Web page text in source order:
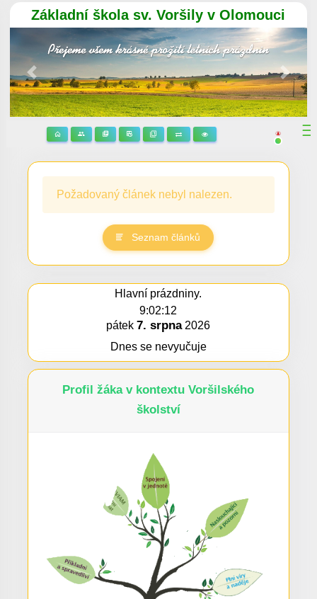
Základní škola sv. Voršily v Olomouci
Předchozí
Požadovaný článek nebyl nalezen.
Seznam článků
Hlavní prázdniny.
9:02:13
pátek7. srpna2026
Dnes se nevyučuje
Profil žáka v kontextu Voršilského
školství